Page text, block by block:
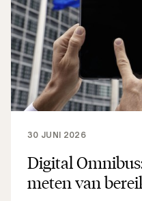
Digital
meten van
30 JUNI 2026